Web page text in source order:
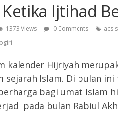
Ketika Ijtihad
1373 Views 0 Comments acs
kalender Hijriyah
Islam. Di bulan
bagi umat Islam
pada bulan Rabiul